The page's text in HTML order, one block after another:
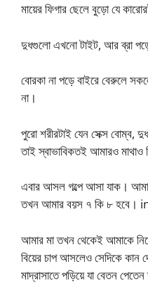
মায়ের ফিগার ছেলে বুড়ো যে
দুধগুলো এখনো টাইট, আর ব্রা
বোরকা না পড়ে বাইরে বেরুলে
না।
পুরো শরীরটাই যেন সেক্স বোম্ব,
তাই স্বাভাবিকতই আমারও মাথাও
এবার আসল গল্পে আসা যাক।
তখন আমার বয়স ৭ কি ৮
আমার মা তখন থেকেই আমাকে
বিয়ের চাপ আসলেও সেদিকে কান
মাদ্রাসাতে পড়িয়ে যা বেতন